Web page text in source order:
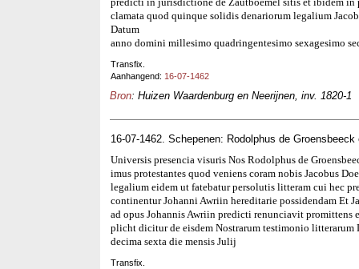
clamata quod quinque solidis denariorum legalium
Datum
anno domini millesimo quadringentesimo sexagesimo
Transfix.
Aanhangend: 16-07-1462
Bron: Huizen Waardenburg en Neerijnen, inv. 1820-1
16-07-1462. Schepenen: Rodolphus de
Universis presencia visuris Nos Rodolphus de
imus protestantes quod veniens coram nobis Jacobus
legalium eidem ut fatebatur persolutis litteram cui hec
continentur Johanni Awriin hereditarie possidendam Et
ad opus Johannis Awriin predicti renunciavit promittens
plicht dicitur de eisdem Nostrarum testimonio
decima sexta die mensis Julij
Transfix.